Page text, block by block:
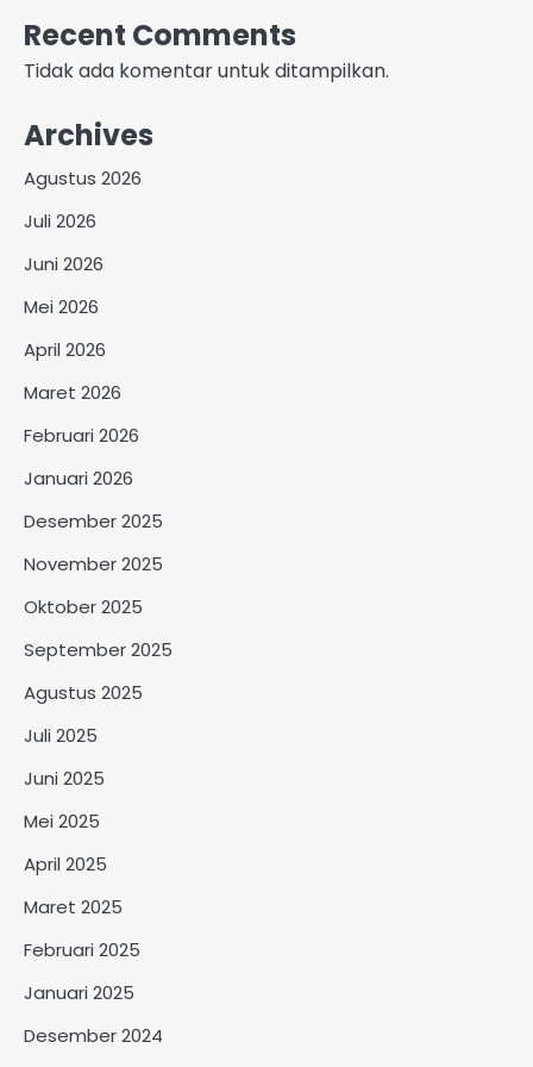
Recent Comments
Tidak ada komentar untuk ditampilkan.
Archives
Agustus 2026
Juli 2026
Juni 2026
Mei 2026
April 2026
Maret 2026
Februari 2026
Januari 2026
Desember 2025
November 2025
Oktober 2025
September 2025
Agustus 2025
Juli 2025
Juni 2025
Mei 2025
April 2025
Maret 2025
Februari 2025
Januari 2025
Desember 2024